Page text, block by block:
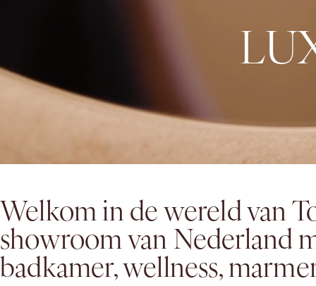
LU
Welkom in de wereld van
showroom van Nederland
badkamer, wellness,